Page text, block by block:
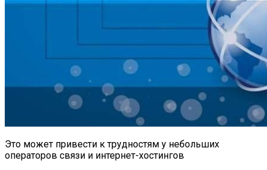
Это может привести к трудностям у небольших
операторов связи и интернет-хостингов